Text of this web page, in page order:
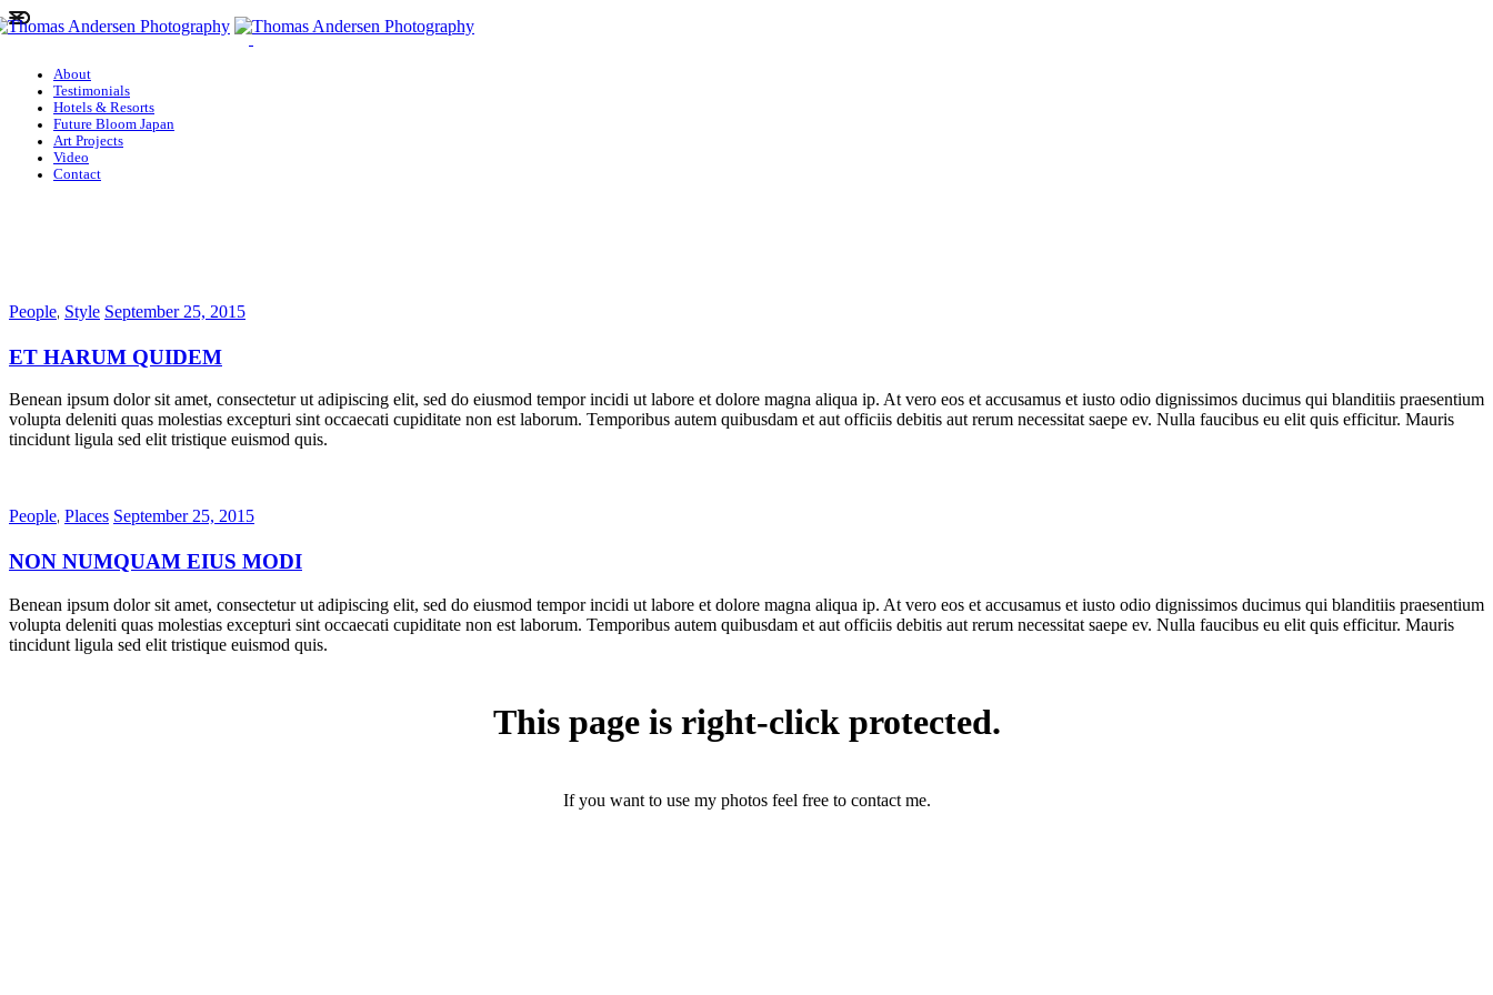
About
Testimonials
Hotels & Resorts
Future Bloom Japan
Art Projects
Video
Contact
People, Style September 25, 2015
ET HARUM QUIDEM
Benean ipsum dolor sit amet, consectetur ut adipiscing elit, sed do eiusmod tempor incidi ut labore et dolore magna aliqua ip. At vero eos et accusamus et iusto odio dignissimos ducimus qui blanditiis praesentium
volupta deleniti quas molestias excepturi sint occaecati cupiditate non est laborum. Temporibus autem quibusdam et aut officiis debitis aut rerum necessitat saepe ev. Nulla faucibus eu elit quis efficitur. Mauris
tincidunt ligula sed elit tristique euismod quis.
People, Places September 25, 2015
NON NUMQUAM EIUS MODI
Benean ipsum dolor sit amet, consectetur ut adipiscing elit, sed do eiusmod tempor incidi ut labore et dolore magna aliqua ip. At vero eos et accusamus et iusto odio dignissimos ducimus qui blanditiis praesentium
volupta deleniti quas molestias excepturi sint occaecati cupiditate non est laborum. Temporibus autem quibusdam et aut officiis debitis aut rerum necessitat saepe ev. Nulla faucibus eu elit quis efficitur. Mauris
tincidunt ligula sed elit tristique euismod quis.
This page is right-click protected.
If you want to use my photos feel free to contact me.